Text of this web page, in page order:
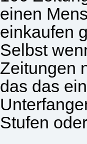
einen
einkaufen
Selbst
Zeitungen
das das
Stufen